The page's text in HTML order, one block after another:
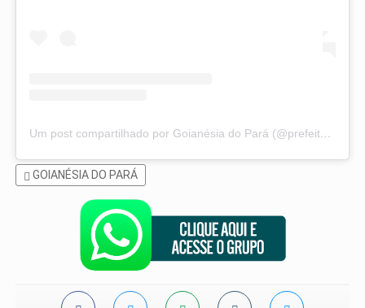
Um post compartilhado por Goianésia do Pará (@prefeituradegoianesiadopara)
GOIANÉSIA DO PARÁ